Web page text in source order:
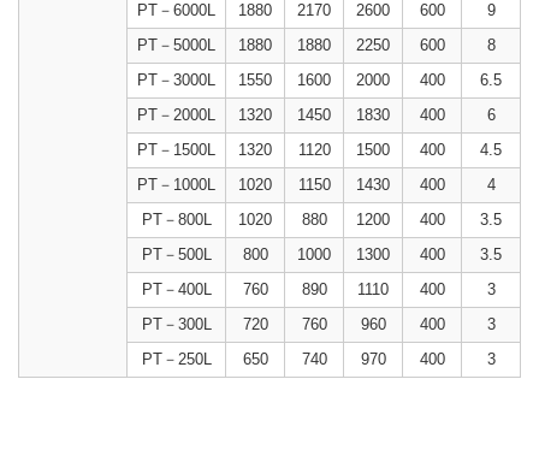
PT－6000L
1880 2170 2600 600
9
PT－5000L
1880 1880 2250 600
8
PT－3000L
1550 1600 2000 400
6.5
PT－2000L
1320 1450 1830 400
6
PT－1500L
1320 1120 1500 400
4.5
PT－1000L
1020 1150 1430 400
4
PT－800L
1020 880 1200 400
3.5
PT－500L
800 1000 1300 400
3.5
PT－400L
760 890 1110 400
3
PT－300L
720 760 960 400
3
PT－250L
650 740 970 400 3